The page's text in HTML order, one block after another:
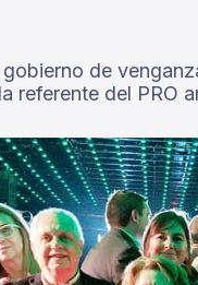
de
referente del PRO